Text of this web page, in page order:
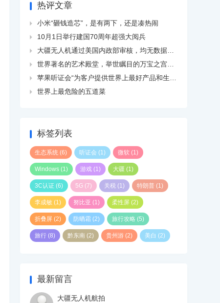
热评文章

小米“砸钱造芯”，是有两下，还是凑热闹

10月1日举行建国70周年超强大阅兵

大疆无人机通过美国内政部审核，均无数据外传现象

世界著名的艺术殿堂，举世瞩目的万宝之宫卢浮宫

苹果听证会“为客户提供世界上最好产品和生态系统”

世界上最危险的五道菜
标签列表
生态系统 (6) 听证会 (1) 微软 (1)
Windows (1) 游戏 (1) 大疆 (1)
3C认证 (6) 5G (7) 关税 (1) 特朗普 (1)
李成敏 (1) 努比亚 (1) 柔性屏 (2)
折叠屏 (2) 防晒霜 (2) 旅行攻略 (5)
旅行 (8) 黔东南 (2) 贵州游 (2) 美白 (2)
最新留言
大疆无人机航拍